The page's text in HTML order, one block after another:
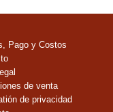
Pago y Costos
de venta
de privacidad